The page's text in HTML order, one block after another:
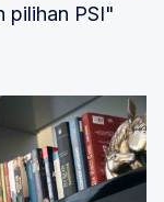
pilihan PSI"